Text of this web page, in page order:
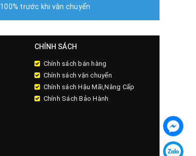
100% trước khi vận chuyển
CHÍNH SÁCH
Chính sách bán hàng
Chính sách vận chuyển
Chính sách Hậu Mãi,Nâng Cấp
Chính Sách Bảo Hành